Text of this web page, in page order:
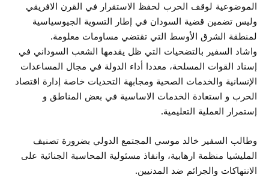
الموضوعية لوقف الحرب لحفظ الاستقرار في القرن الافريقي
وليس تضمين قضية السودان في إطار التسوية الجيوسياسية
لمنطقة الشرق الأوسط التي تقتضي مساومات معلومة.
واشاد السفير بالتضحيات التي ظل يقدمها الشعب السوداني في
إسناد القوات المسلحة، معددا أداء الدولة في مجال المساعدات
الإنسانية والخدمات الصحية ومجابهة التحديات خاصة إدارة اقتصاد
الحرب و استعادة الخدمات الاساسية في بعض المناطق و
إستمرار العملية التعليمية.
وطالب السفير خالد موسي المجتمع الدولي بضرورة تصنيف
المليشيا منظمة ارهابية، وانفاذ مسئولية المحاسبة الجنائية على
الانتهاكات والجرائم ضد المدنيين.